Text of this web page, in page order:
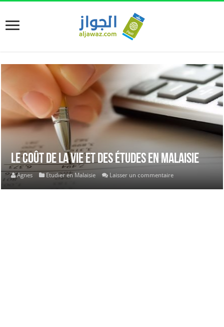
Le coût de la vie et des études en Malaisie
Agnes Etudier en Malaisie Laisser un commentaire